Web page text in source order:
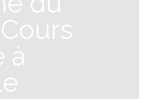
à